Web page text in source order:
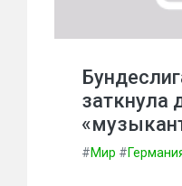
заткнула
#Мир #